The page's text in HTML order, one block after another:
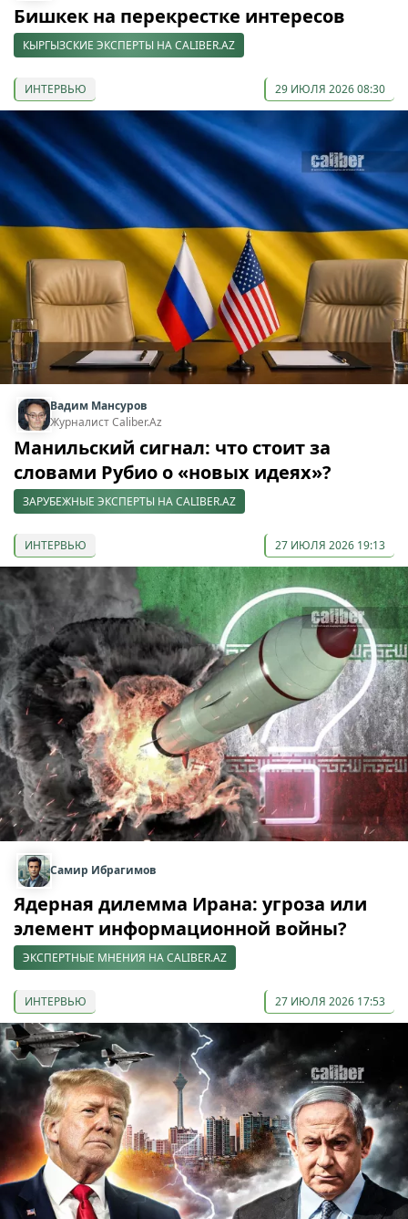
Бишкек на перекрестке интересов
КЫРГЫЗСКИЕ ЭКСПЕРТЫ НА CALIBER.AZ
ИНТЕРВЬЮ 29 ИЮЛЯ 2026 08:30
Вадим Мансуров
Журналист Caliber.Az
Манильский сигнал: что стоит за
словами Рубио о «новых идеях»?
ЗАРУБЕЖНЫЕ ЭКСПЕРТЫ НА CALIBER.AZ
ИНТЕРВЬЮ 27 ИЮЛЯ 2026 19:13
Самир Ибрагимов
Ядерная дилемма Ирана: угроза или
элемент информационной войны?
ЭКСПЕРТНЫЕ МНЕНИЯ НА CALIBER.AZ
ИНТЕРВЬЮ 27 ИЮЛЯ 2026 17:53